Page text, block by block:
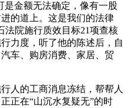
是金额无法确定，像有一股
的道上。这是我们的法律
法院施行质效目标21项查核
力度，听了他的陈述后，自
车、购房消费、家居、贸
的工商消息冻结，帮帮人
正在“山沉水复疑无”的时